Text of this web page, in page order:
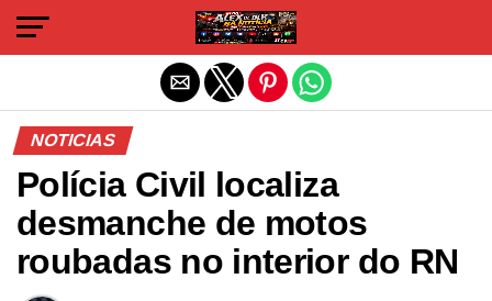
NOTICIAS
Polícia Civil localiza
desmanche de motos
roubadas no interior do RN
Sair da versão mobile